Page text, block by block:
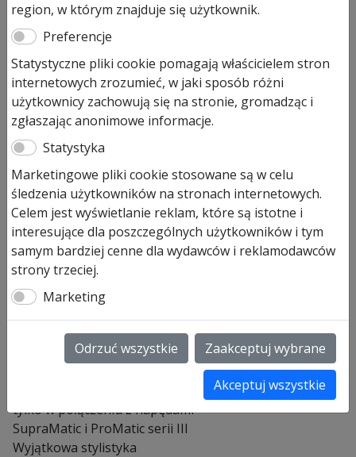
Pilot Hormann HS 5 BS czarny
połysk
281,00złPierwotna
cena
wynosiła:
281,00 zł.
225,00złAktualna
cena
wynosi:
Prezentowana cena jest ceną najniższą w ostatnich 30
dniach.
ilość
Pilot
Hormann
HS
5
BS
czarny
Dodaj do koszyka
Nadajnik HS 5 BS czarny błyszczący, seria 3
kompatybilny z serią II art.436764
Nadajnik
4-funkcyjny
oraz przycisk odczytu statusu,
tylko w połączeniu z napędami
SupraMatic i ProMatic serii III
Wyjątkowa stylistyka
region, w którym znajduje się użytkownik.
Preferencje
Statystyczne pliki cookie pomagają właścicielem stron
internetowych zrozumieć, w jaki sposób różni
użytkownicy zachowują się na stronie, gromadząc i
zgłaszając anonimowe informacje.
Statystyka
Marketingowe pliki cookie stosowane są w celu
śledzenia użytkowników na stronach internetowych.
Celem jest wyświetlanie reklam, które są istotne i
interesujące dla poszczególnych użytkowników i tym
samym bardziej cenne dla wydawców i reklamodawców
strony trzeciej.
Marketing
Odrzuć wszystkie Zaakceptuj wybrane
Akceptuj wszystkie